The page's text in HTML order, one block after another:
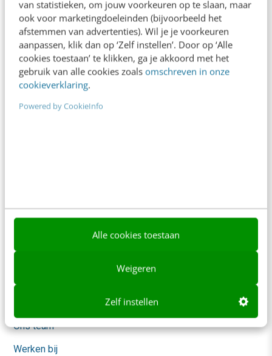
van statistieken, om jouw voorkeuren op te slaan, maar
ook voor marketingdoeleinden (bijvoorbeeld het
afstemmen van advertenties). Wil je je voorkeuren
aanpassen, klik dan op ‘Zelf instellen’. Door op ‘Alle
cookies toestaan’ te klikken, ga je akkoord met het
gebruik van alle cookies zoals omschreven in onze
cookieverklaring.
Powered by CookieInfo
Alle cookies toestaan
Weigeren
Zelf instellen
Contact Redactie
redactie@frankwatching.com
Frankwatching
Contact
Nieuwsbrieven
Ons team
Werken bij